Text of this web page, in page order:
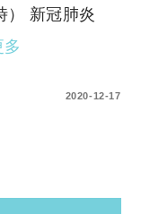
） 新冠肺炎
多
2020-12-17